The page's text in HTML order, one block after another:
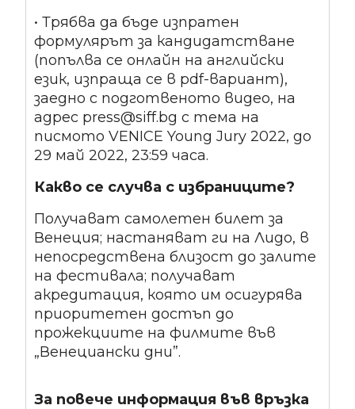
• Трябва да бъде изпратен
формулярът за кандидатстване
(попълва се онлайн на английски
език, изпраща се в pdf-вариант),
заедно с подготвеното видео, на
адрес press@siff.bg с тема на
писмото VENICE Young Jury 2022, до
29 май 2022, 23:59 часа.
Какво се случва с избраниците?
Получават самолетен билет за
Венеция; настаняват ги на Лидо, в
непосредствена близост до залите
на фестивала; получават
акредитация, която им осигурява
приоритетен достъп до
прожекциите на филмите във
„Венециански дни”.
За повече информация във връзка